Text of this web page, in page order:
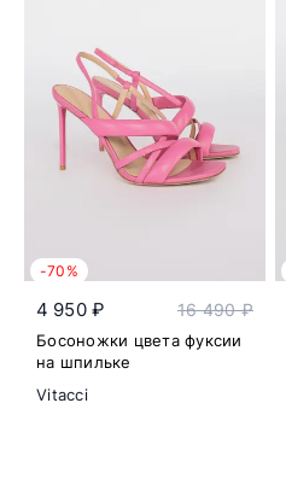
-70%
4 950 ₽ 16 490 ₽
Босоножки цвета фуксии
на шпильке
Vitacci